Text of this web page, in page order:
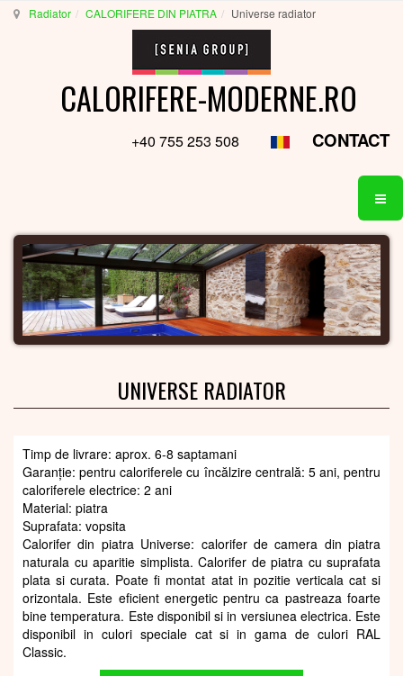
Radiator CALORIFERE DIN PIATRA Universe radiator
CALORIFERE-MODERNE.RO
+40 755 253 508 CONTACT
UNIVERSE RADIATOR
Timp de livrare: aprox. 6-8 saptamani
Garanție: pentru caloriferele cu încălzire centrală: 5 ani, pentru
caloriferele electrice: 2 ani
Material: piatra
Suprafata: vopsita
Calorifer din piatra Universe: calorifer de camera din piatra
naturala cu aparitie simplista. Calorifer de piatra cu suprafata
plata si curata. Poate fi montat atat in pozitie verticala cat si
orizontala. Este eficient energetic pentru ca pastreaza foarte
bine temperatura. Este disponibil si in versiunea electrica. Este
disponibil in culori speciale cat si in gama de culori RAL
Classic.